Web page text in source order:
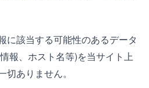
に該当する可能性のあるデータ
報、ホスト名等)を当サイト上
ありません。